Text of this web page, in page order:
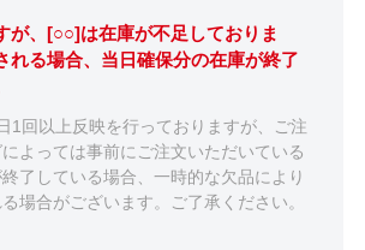
が、[○○]は在庫が不足しておりま
れる場合、当日確保分の在庫が終了
1回以上反映を行っておりますが、ご注
よっては事前にご注文いただいている
了している場合、一時的な欠品により
る場合がございます。ご了承ください。